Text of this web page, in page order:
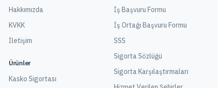
Hakkımızda
KVKK
İletişim
Ürünler
Kasko Sigortası
İş Başvuru Formu
İş Ortağı Başvuru Formu
SSS
Sigorta Sözlüğü
Sigorta Karşılaştırmaları